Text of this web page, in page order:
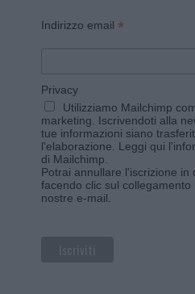
Indirizzo email *
Privacy
Utilizziamo Mailchimp
marketing. Iscrivendoti alla
tue informazioni siano
l'elaborazione. Leggi qui
di Mailchimp
Potrai annullare l'iscrizione in
facendo clic sul
nostre e-mail.